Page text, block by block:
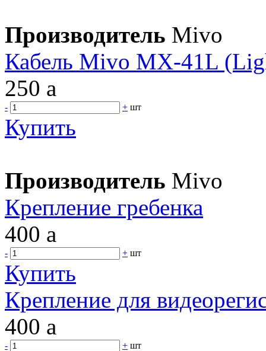
Производитель Mivo
Кабель Mivo MX-41L
250 a
- + шт
Купить
Производитель Mivo
Крепление гребенка
400 a
- + шт
Купить
Крепление для
400 a
- + шт